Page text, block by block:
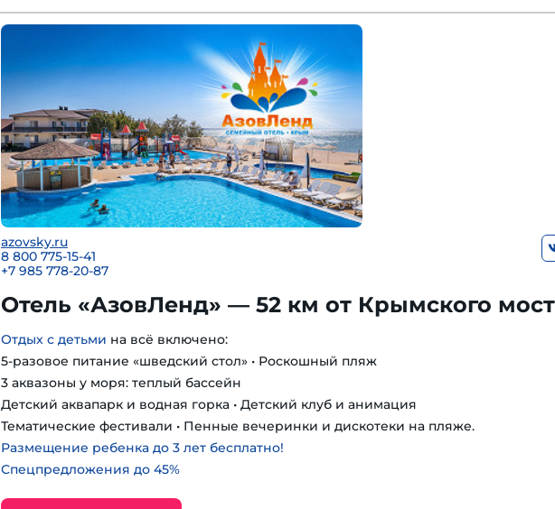
azovsky.ru
8 800 775-15-41
+7 985 778-20-87
Отель «АзовЛенд» — 52 км от Крымского
Отдых с детьми на всё включено:
5-разовое питание «шведский стол» • Роскошный пляж
3 аквазоны у моря: теплый бассейн
Детский аквапарк и водная горка • Детский клуб и анимация
Тематические фестивали • Пенные вечеринки и дискотеки на пляже.
Размещение ребенка до 3 лет бесплатно!
Спецпредложения до 45%